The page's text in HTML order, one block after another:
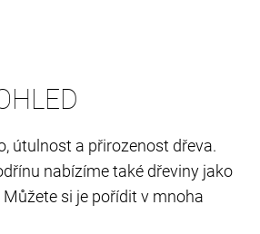
útulnost a přirozenost dřeva.
nabízíme také dřeviny jako
Můžete si je pořídit v mnoha